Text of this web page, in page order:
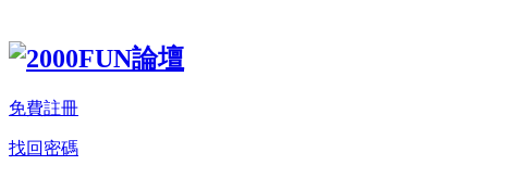
免費註冊
找回密碼